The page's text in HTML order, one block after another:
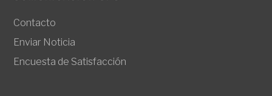
Contacto
Enviar Noticia
Encuesta de Satisfacción